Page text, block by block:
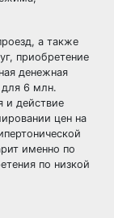
а также
приобретение
денежная
6 млн.
и действие
цен на
именно по
по низкой